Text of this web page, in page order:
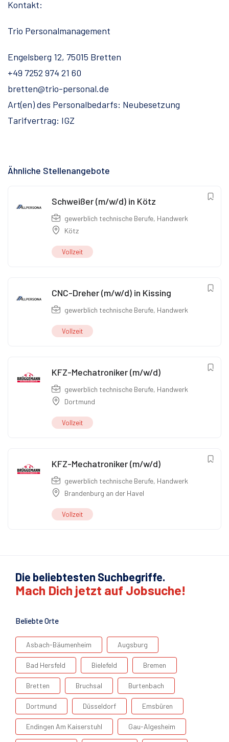
Kontakt:
Trio Personalmanagement
Engelsberg 12, 75015 Bretten
+49 7252 974 21 60
bretten@trio-personal.de
Art(en) des Personalbedarfs: Neubesetzung
Tarifvertrag: IGZ
Ähnliche Stellenangebote
Schweißer (m/w/d) in Kötz
gewerblich technische Berufe, Handwerk
Kötz
Vollzeit
CNC-Dreher (m/w/d) in Kissing
gewerblich technische Berufe, Handwerk
Vollzeit
KFZ-Mechatroniker (m/w/d)
gewerblich technische Berufe, Handwerk
Dortmund
Vollzeit
KFZ-Mechatroniker (m/w/d)
gewerblich technische Berufe, Handwerk
Brandenburg an der Havel
Vollzeit
Die beliebtesten Suchbegriffe.
Mach Dich jetzt auf Jobsuche!
Beliebte Orte
Asbach-Bäumenheim Augsburg
Bad Hersfeld Bielefeld Bremen
Bretten Bruchsal Burtenbach
Dortmund Düsseldorf Emsbüren
Endingen Am Kaiserstuhl Gau-Algesheim